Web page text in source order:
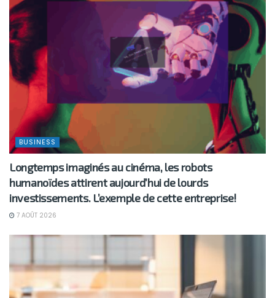
BUSINESS
Longtemps imaginés au cinéma, les robots
humanoïdes attirent aujourd’hui de lourds
investissements. L’exemple de cette entreprise!
7 AOÛT 2026